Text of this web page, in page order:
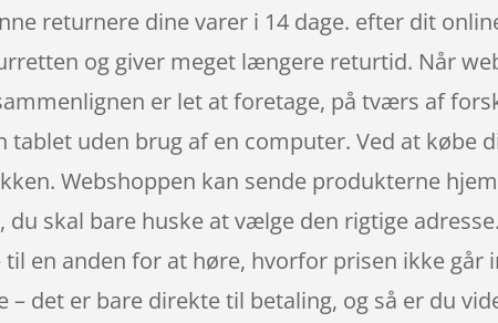
returnere dine varer i 14 dage. efter dit
og giver meget længere returtid. Når
er let at foretage, på tværs af
tablet uden brug af en computer. Ved at købe
Webshoppen kan sende produkterne
skal bare huske at vælge den rigtige
en anden for at høre, hvorfor prisen ikke
– det er bare direkte til betaling, og så er du